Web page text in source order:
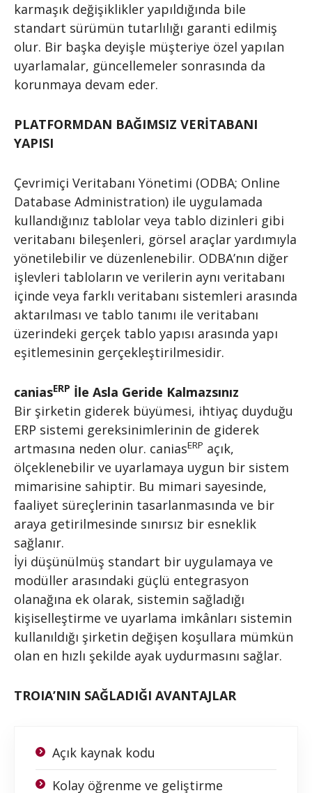
karmaşık değişiklikler yapıldığında bile
standart sürümün tutarlılığı garanti edilmiş
olur. Bir başka deyişle müşteriye özel yapılan
uyarlamalar, güncellemeler sonrasında da
korunmaya devam eder.
PLATFORMDAN BAĞIMSIZ VERİTABANI
YAPISI
Çevrimiçi Veritabanı Yönetimi (ODBA; Online
Database Administration) ile uygulamada
kullandığınız tablolar veya tablo dizinleri gibi
veritabanı bileşenleri, görsel araçlar yardımıyla
yönetilebilir ve düzenlenebilir. ODBA’nın diğer
işlevleri tabloların ve verilerin aynı veritabanı
içinde veya farklı veritabanı sistemleri arasında
aktarılması ve tablo tanımı ile veritabanı
üzerindeki gerçek tablo yapısı arasında yapı
eşitlemesinin gerçekleştirilmesidir.
caniasERP İle Asla Geride Kalmazsınız
Bir şirketin giderek büyümesi, ihtiyaç duyduğu
ERP sistemi gereksinimlerinin de giderek
artmasına neden olur. caniasERP açık,
ölçeklenebilir ve uyarlamaya uygun bir sistem
mimarisine sahiptir. Bu mimari sayesinde,
faaliyet süreçlerinin tasarlanmasında ve bir
araya getirilmesinde sınırsız bir esneklik
sağlanır.
İyi düşünülmüş standart bir uygulamaya ve
modüller arasındaki güçlü entegrasyon
olanağına ek olarak, sistemin sağladığı
kişiselleştirme ve uyarlama imkânları sistemin
kullanıldığı şirketin değişen koşullara mümkün
olan en hızlı şekilde ayak uydurmasını sağlar.
TROIA’NIN SAĞLADIĞI AVANTAJLAR
Açık kaynak kodu
Kolay öğrenme ve geliştirme